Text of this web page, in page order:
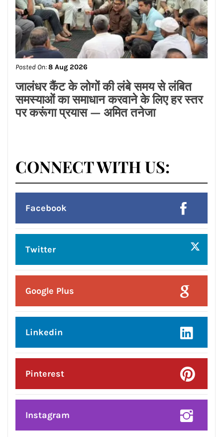
Posted On:8 Aug 2026
जालंधर कैंट के लोगों की लंबे समय से लंबित
समस्याओं का समाधान करवाने के लिए हर स्तर
पर करूंगा प्रयास — अमित तनेजा
CONNECT WITH US:
Facebook
Twitter
Google Plus
Linkedin
Pinterest
Instagram